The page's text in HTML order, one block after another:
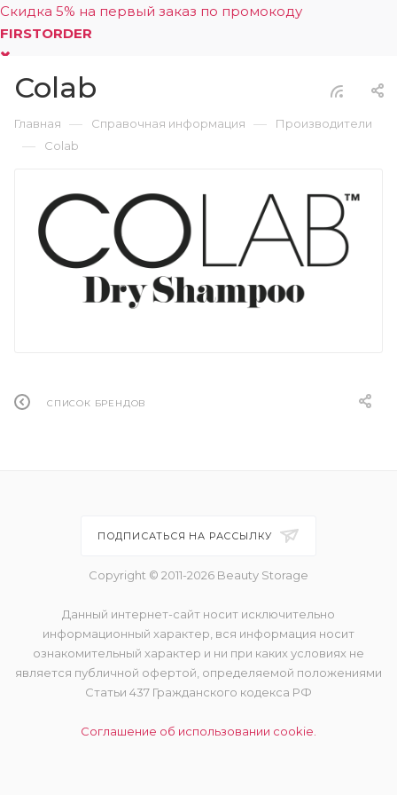
Скидка 5% на первый заказ по промокоду
FIRSTORDER
0
Colab
Главная — Справочная информация — Производители
— Colab
СПИСОК БРЕНДОВ
ПОДПИСАТЬСЯ НА РАССЫЛКУ
Copyright © 2011-2026 Beauty Storage
Данный интернет-сайт носит исключительно
информационный характер, вся информация носит
ознакомительный характер и ни при каких условиях не
является публичной офертой, определяемой положениями
Статьи 437 Гражданского кодекса РФ
Соглашение об использовании cookie.